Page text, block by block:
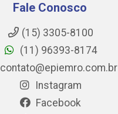
Fale Conosco
(15) 3305-8100
(11) 96393-8174
contato@epiemro.com.br
Instagram
Facebook